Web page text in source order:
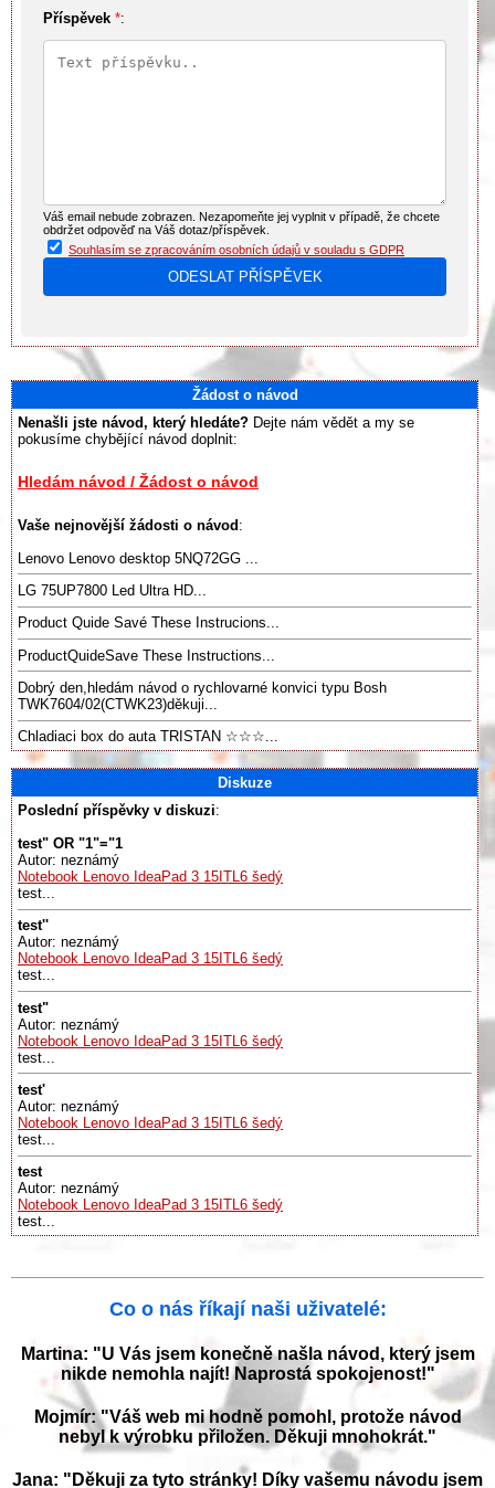
Příspěvek *:
Váš email nebude zobrazen. Nezapomeňte jej vyplnit v případě, že chcete
obdržet odpověď na Váš dotaz/příspěvek.
Souhlasím se zpracováním osobních údajů v souladu s GDPR
Žádost o návod
Nenašli jste návod, který hledáte? Dejte nám vědět a my se
pokusíme chybějící návod doplnit:
Hledám návod / Žádost o návod
Vaše nejnovější žádosti o návod :
Lenovo Lenovo desktop 5NQ72GG ...
LG 75UP7800 Led Ultra HD...
Product Quide Savé These Instrucions...
ProductQuideSave These Instructions...
Dobrý den,hledám návod o rychlovarné konvici typu Bosh
TWK7604/02(CTWK23)děkuji...
Chladiaci box do auta TRISTAN ☆☆☆...
Diskuze
Poslední příspěvky v diskuzi:
test" OR "1"="1
Autor: neznámý
Notebook Lenovo IdeaPad 3 15ITL6 šedý
test...
test''
Autor: neznámý
Notebook Lenovo IdeaPad 3 15ITL6 šedý
test...
test"
Autor: neznámý
Notebook Lenovo IdeaPad 3 15ITL6 šedý
test...
test'
Autor: neznámý
Notebook Lenovo IdeaPad 3 15ITL6 šedý
test...
test
Autor: neznámý
Notebook Lenovo IdeaPad 3 15ITL6 šedý
test...
Co o nás říkají naši uživatelé:
Martina: "U Vás jsem konečně našla návod, který jsem
nikde nemohla najít! Naprostá spokojenost!"
Mojmír: "Váš web mi hodně pomohl, protože návod
nebyl k výrobku přiložen. Děkuji mnohokrát."
Jana: "Děkuji za tyto stránky! Díky vašemu návodu jsem